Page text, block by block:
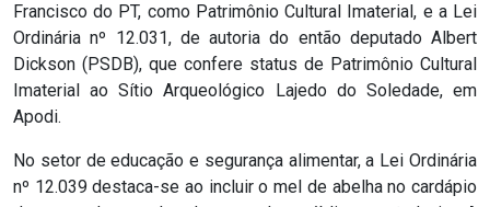
DE
GUAMARÉ
CÂMARA
DE
MACAU
Francisco do PT, como Patrimônio Cultural Imaterial, e a Lei
Ordinária nº 12.031, de autoria do então deputado Albert
Dickson (PSDB), que confere status de Patrimônio Cultural
Imaterial ao Sítio Arqueológico Lajedo do Soledade, em
Apodi.
No setor de educação e segurança alimentar, a Lei Ordinária
nº 12.039 destaca-se ao incluir o mel de abelha no cardápio